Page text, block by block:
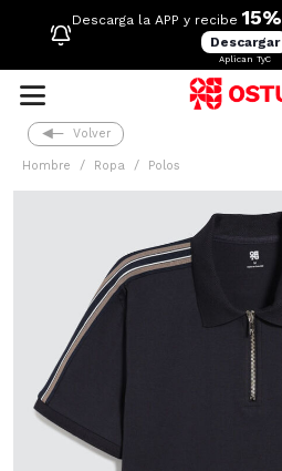
Descarga la APP y recibe 15%
Descargar
Aplican TyC
Volver
Hombre Ropa Polos